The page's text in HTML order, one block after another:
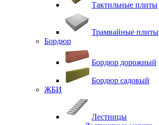
Тактильные плиты
Трамвайные плиты
Бордюр
Бордюр дорожный
Бордюр садовый
ЖБИ
Лестницы